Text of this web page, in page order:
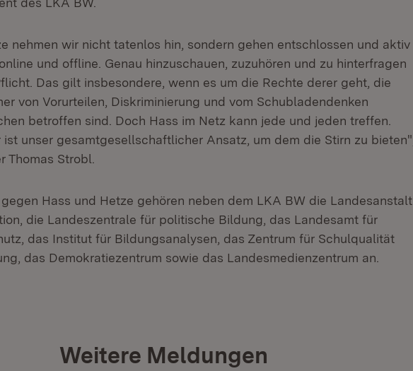
nehmen wir nicht tatenlos hin, sondern gehen entschlossen und aktiv
und offline. Genau hinzuschauen, zuzuhören und zu hinterfragen
Das gilt insbesondere, wenn es um die Rechte derer geht, die
von Vorurteilen, Diskriminierung und vom Schubladendenken
betroffen sind. Doch Hass im Netz kann jede und jeden treffen.
unser gesamtgesellschaftlicher Ansatz, um dem die Stirn zu bieten",
Thomas Strobl.
gegen Hass und Hetze gehören neben dem LKA BW die Landesanstalt
die Landeszentrale für politische Bildung, das Landesamt für
das Institut für Bildungsanalysen, das Zentrum für Schulqualität
das Demokratiezentrum sowie das Landesmedienzentrum an.
Weitere Meldungen